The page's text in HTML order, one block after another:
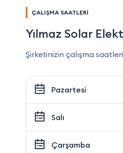
ÇALIŞMA SAATLERİ
Yılmaz Solar
Şirketinizin çalışma saatleri
Pazartesi
Salı
Çarşamba